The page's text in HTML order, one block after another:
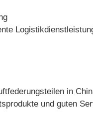
in
und guten